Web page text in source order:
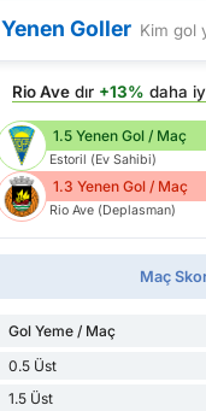
Yenen Goller Kim gol
Rio Ave dır +13% daha
1.5 Yenen Gol / Maç
Estoril (Ev Sahibi)
1.3 Yenen Gol / Maç
Rio Ave (Deplasman)
Maç
Gol Yeme / Maç
0.5 Üst
1.5 Üst